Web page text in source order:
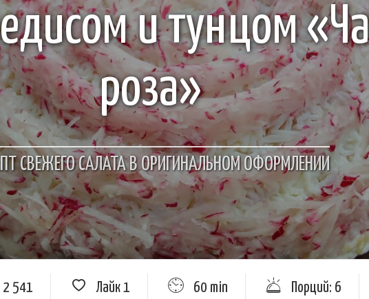
и тунцом
роза»
СВЕЖЕГО САЛАТА В ОРИГИНАЛЬНОМ ОФОРМЛЕНИИ
2 541 Лайк1 60 min Порций: 6